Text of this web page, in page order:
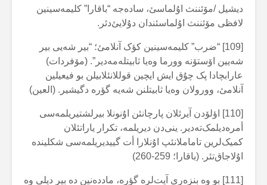
دیشیل /مۆئننث اۇلماسئ، سادەجە “باقارا” کلیمەسینین
لافظی مۆئننث اۇلماسئندان دۇلایئ‌دئر.
[109] “ضرب” کلیمەسینین کؤک آنلامئ؛ “بیر شەیی بیر
شەیین اۆستۆنە وورما وەیا ثابیتلەمەدیر”. (مۆفردات)
عارابچادا پک چۇق ایش ایچین قوللانئلابیلن بو فیعیلین
آنلامئ، وورولان وەیا ثابیتلنن شەیە گؤرە دگیشیر. (العین)
[110] اؤلۆدن آیرئلان پارچانئن اۇنونلا بیرلشتیریلمەسی
أمرەدیلمک‌تەدیر. ینی‌دن دیریلمە، تکرار یاراتئلان
کمیک‌لرین تاماملانئپ اۇنلارا أت گییدیریلمەسی شکلیندە
اۇلاجاق‌تئر. (باقارا؛ 259-260)
[111] بو وە بنزەری آیت‌لرە گؤرە، ماددەنین دە بیر دیلی وە